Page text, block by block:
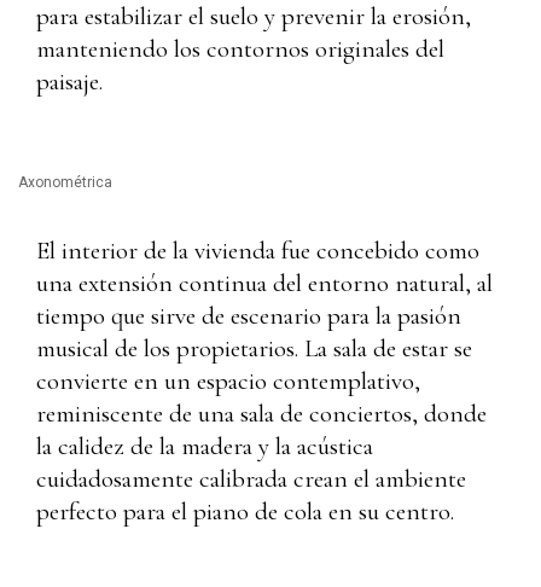
para estabilizar el suelo y prevenir la erosión,
manteniendo los contornos originales del
paisaje.
Axonométrica
El interior de la vivienda fue concebido como
una extensión continua del entorno natural, al
tiempo que sirve de escenario para la pasión
musical de los propietarios. La sala de estar se
convierte en un espacio contemplativo,
reminiscente de una sala de conciertos, donde
la calidez de la madera y la acústica
cuidadosamente calibrada crean el ambiente
perfecto para el piano de cola en su centro.